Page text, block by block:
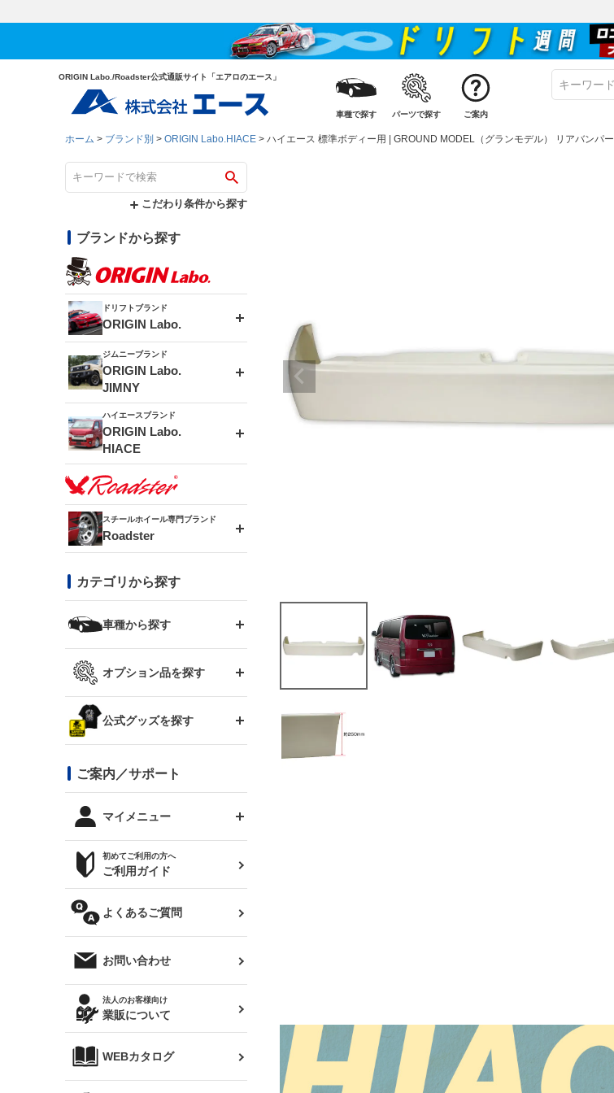
ORIGIN Labo./Roadster公式通販サイト「エアロのエース」
車種で探す パーツで探す ご案内
ホーム ブランド別 ORIGIN Labo.HIACE ハイエース 標準ボディー用 | GROUND MODEL（グランモデル） リアバンパー
こだわり条件から探す
ブランドから探す
ドリフトブランド
ORIGIN Labo.
エアロシリーズ
ドリフトライン
風神(180SX)
雷神(S15)
龍神(チェイサー)
レーシングライン
アタックライン
ストリームライン
スタイリッシュライン
フロントフェンダー
リアフェンダー
ブラッシュフェンダー
コンバットアイ
GTウイング
リアウイング
ルーフウイング
ボンネット
カナード
外装・補修パーツ
オリジンアーム(足回り)
レンズ
マフラー
ジムニーブランド
ORIGIN Labo.
JIMNY
アルミホイール
MUD-ZEUS
アルミホイール
MUD-SR7
MUD-S7
ボンネット
フェンダー
サイドパーツ
リアウイング
リアゲート
メンテナンスパーツ
ハイエースブランド
ORIGIN Labo.
HIACE
エアロシリーズ
LUX MODEL SP
LUX MODEL
RUGGER MODEL
GROUND MODEL
PHANTOM LIP
DTM:exclusive
オーバーフェンダー
リアウイング
スムージングバンパー
ワイパーガード
内装パーツ
スチールホイール専門ブランド
Roadster
DAYTONA-RS
DAYTONA-RS NEO
まつど家 鉄漢
まつど家 鉄心
まつど家 鉄八
カテゴリから探す
車種から探す
トヨタ
JZX110 マークⅡ
ハイエース
レビン
トレノ
マークX
クラウン
クラウンマジェスタ
シルビア S13
シルビア S14 前期
シルビア S15
180SX
ワンビア
スズキ
RX-7
スバル
BRZ
レクサス
三菱
デリカ D:5
軽自動車
汎用
オプション品を探す
GTウイング用ラダー
コンバットアイ用ライト
オプションタイヤ
サマータイヤ
ジムニー用タイヤ
ハイエース・バン用タイ
ホイールナット
公式グッズを探す
ステッカー
トップス(半袖)
トップス(長袖)
パーカー
オーバーオール(つなぎ)
タオル
帽子
ご案内／サポート
マイメニュー
ログインする
お気に入りリスト
クーポンを見る
閲覧履歴
ニュースレターお申し込み
初めてご利用の方へ
ご利用ガイド
よくあるご質問
お問い合わせ
法人のお客様向け
業販について
WEBカタログ